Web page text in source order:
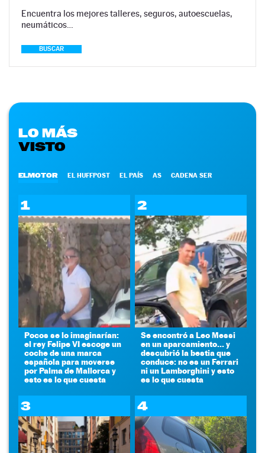
Encuentra los mejores talleres, seguros, autoescuelas,
neumáticos…
BUSCAR
LO MÁS
VISTO
ELMOTOR EL HUFFPOST EL PAÍS AS CADENA SER
1
Pocos se lo imaginarían:
el rey Felipe VI escoge un
coche de una marca
española para moverse
por Palma de Mallorca y
esto es lo que cuesta
2
Se encontró a Leo Messi
en un aparcamiento... y
descubrió la bestia que
conduce: no es un Ferrari
ni un Lamborghini y esto
es lo que cuesta
3 4